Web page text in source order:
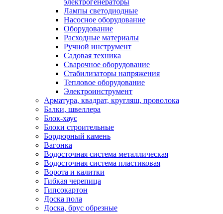
Лампы светодиодные
Насосное оборудование
Оборудование
Расходные материалы
Ручной инструмент
Садовая техника
Сварочное оборудование
Стабилизаторы напряжения
Тепловое оборудование
Электроинструмент
Арматура, квадрат, кругляш, проволока
Балки, швеллера
Блок-хаус
Блоки строительные
Бордюрный камень
Вагонка
Водосточная система металлическая
Водосточная система пластиковая
Ворота и калитки
Гибкая черепица
Гипсокартон
Доска пола
Доска, брус обрезные